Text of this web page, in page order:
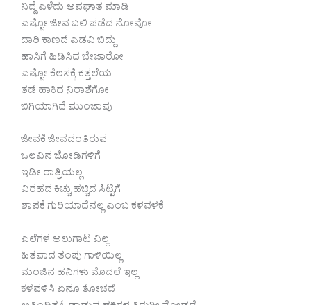
ನಿದ್ದೆ ಎಳೆದು ಅಪಘಾತ ಮಾಡಿ
ಎಷ್ಟೋ ಜೀವ ಬಲಿ ಪಡೆದ ನೋವೋ
ದಾರಿ ಕಾಣದೆ ಎಡವಿ ಬಿದ್ದು
ಹಾಸಿಗೆ ಹಿಡಿಸಿದ ಬೇಜಾರೋ
ಎಷ್ಟೋ ಕೆಲಸಕ್ಕೆ ಕತ್ತಲೆಯ
ತಡೆ ಹಾಕಿದ ನಿರಾಶೆಗೋ
ಬಿಗಿಯಾಗಿದೆ ಮುಂಜಾವು
ಜೀವಕೆ ಜೀವದಂತಿರುವ
ಒಲವಿನ ಜೋಡಿಗಳಿಗೆ
ಇಡೀ ರಾತ್ರಿಯಲ್ಲ
ವಿರಹದ ಕಿಚ್ಚು ಹಚ್ಚಿದ ಸಿಟ್ಟಿಗೆ
ಶಾಪಕೆ ಗುರಿಯಾದೆನಲ್ಲ ಎಂಬ ಕಳವಳಕೆ
ಎಲೆಗಳ ಅಲುಗಾಟ ವಿಲ್ಲ
ಹಿತವಾದ ತಂಪು ಗಾಳಿಯಿಲ್ಲ
ಮಂಜಿನ ಹನಿಗಳು ಮೊದಲೆ ಇಲ್ಲ
ಕಳವಳಿಸಿ ಏನೂ ತೋಚದೆ